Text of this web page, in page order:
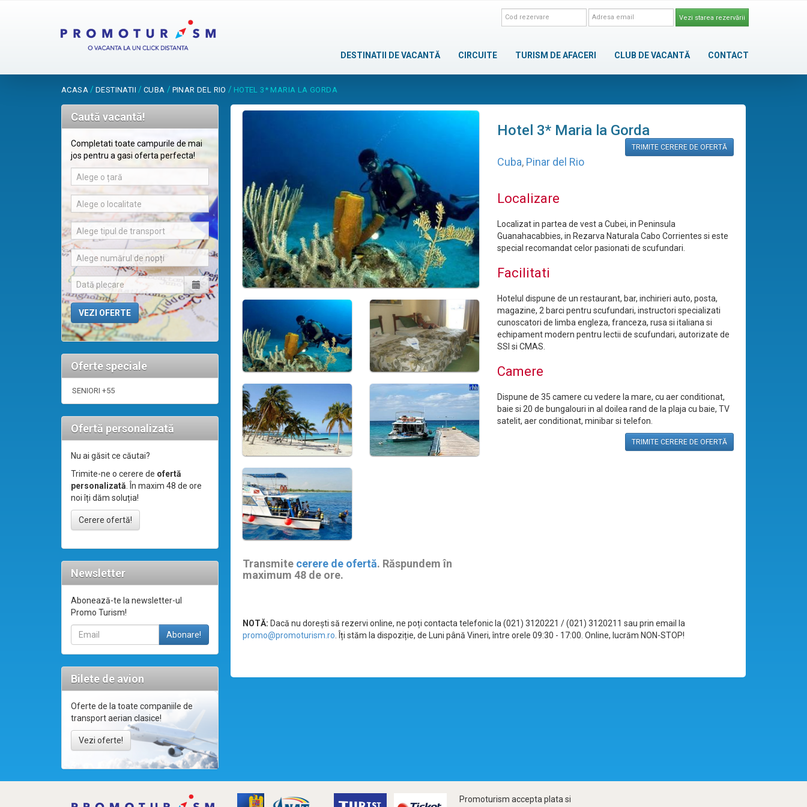
Vezi starea rezervării
DESTINATII DE VACANTĂ CIRCUITE TURISM DE AFACERI CLUB DE VACANTĂ CONTACT
ACASA / DESTINATII / CUBA / PINAR DEL RIO / HOTEL 3* MARIA LA GORDA
Caută vacantă!
Completati toate campurile de mai
jos pentru a gasi oferta perfecta!
Alege o țară
Alege o localitate
Alege tipul de transport
Alege numărul de nopți
Oferte speciale
SENIORI +55
Ofertă personalizată
Nu ai găsit ce căutai?
Trimite-ne o cerere de ofertă
personalizată. În maxim 48 de ore
noi îți dăm soluția!
Cerere ofertă!
Newsletter
Abonează-te la newsletter-ul
Promo Turism!
Bilete de avion
Oferte de la toate companiile de
transport aerian clasice!
Vezi oferte!
Transmite cerere de ofertă. Răspundem în
maximum 48 de ore.
Hotel 3* Maria la Gorda
TRIMITE CERERE DE OFERTĂ
Cuba, Pinar del Rio
Localizare
Localizat in partea de vest a Cubei, in Peninsula
Guanahacabbies, in Rezarva Naturala Cabo Corrientes si este
special recomandat celor pasionati de scufundari.
Facilitati
Hotelul dispune de un restaurant, bar, inchirieri auto, posta,
magazine, 2 barci pentru scufundari, instructori specializati
cunoscatori de limba engleza, franceza, rusa si italiana si
echipament modern pentru lectii de scufundari, autorizate de
SSI si CMAS.
Camere
Dispune de 35 camere cu vedere la mare, cu aer conditionat,
baie si 20 de bungalouri in al doilea rand de la plaja cu baie, TV
satelit, aer conditionat, minibar si telefon.
TRIMITE CERERE DE OFERTĂ
NOTĂ: Dacă nu dorești să rezervi online, ne poți contacta telefonic la (021) 3120221 / (021) 3120211 sau prin email la
promo@promoturism.ro . Îți stăm la dispoziție, de Luni până Vineri, între orele 09:30 - 17:00. Online, lucrăm NON-STOP!
Promoturism accepta plata si